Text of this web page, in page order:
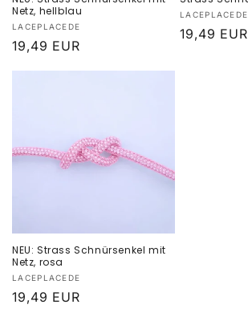
Netz, hellblau
Anbieter:
LACEPLACEDE
Normaler
19,49 EUR
Anbieter:
LACEPLACEDE
Normaler
19,49 EUR
NEU: Strass Schnürsenkel mit
Netz, rosa
Anbieter:
LACEPLACEDE
Normaler
19,49 EUR